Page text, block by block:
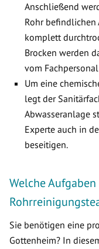
Anschließend
Rohr befindlichen
komplett
Brocken werden
vom
Um eine
legt der
Abwasseranlage
Experte auch in
beseitigen.
Welche
Sie benötigen eine
Gottenheim? In